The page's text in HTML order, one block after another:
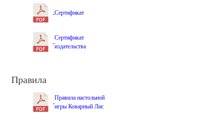
Сертификат
Сертификат
издательства
Правила
Правила настольной
игры Коварный Лис